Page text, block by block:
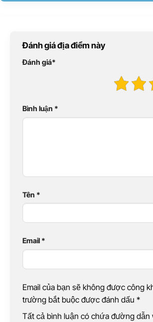
Đánh giá địa điểm này
Đánh giá*
Bình luận *
Tên *
Email *
Email của bạn sẽ không được công
trường bắt buộc được đánh dấu *
Tất cả bình luận có chứa đường dẫn